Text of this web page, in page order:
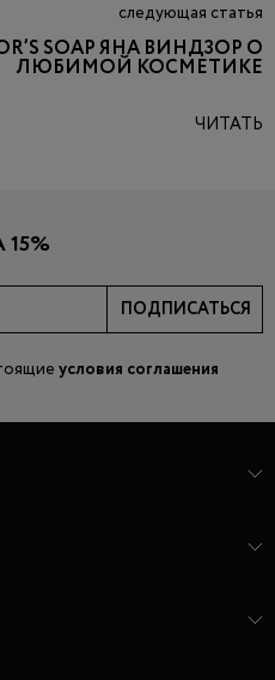
следующая статья
SOAP ЯНА ВИНДЗОР О
ЛЮБИМОЙ КОСМЕТИКЕ
ЧИТАТЬ
ПОДПИСАТЬСЯ
условия соглашения